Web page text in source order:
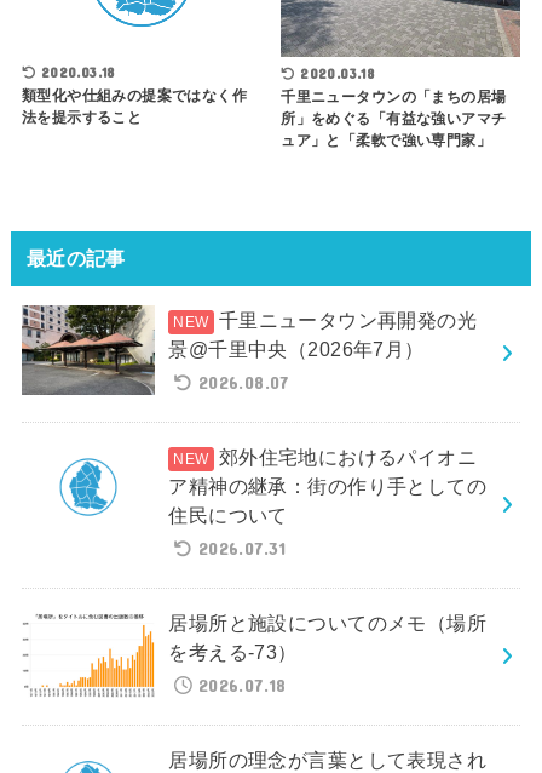
2020.03.18
類型化や仕組みの提案ではなく作
法を提示すること
2020.03.18
千里ニュータウンの「まちの居場
所」をめぐる「有益な強いアマチ
ュア」と「柔軟で強い専門家」
最近の記事
千里ニュータウン再開発の光
景@千里中央（2026年7月）
2026.08.07
郊外住宅地におけるパイオニ
ア精神の継承：街の作り手としての
住民について
2026.07.31
居場所と施設についてのメモ（場所
を考える-73）
2026.07.18
居場所の理念が言葉として表現され